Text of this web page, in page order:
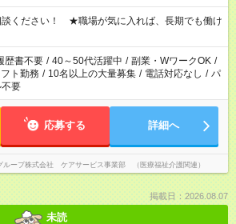
勤務は社会保険への加入対象となります ※労働者
派遣の原則禁止）により、短時間・短期間の就
しい場合があります
談ください！ ★職場が気に入れば、長期でも働け
歴書不要 / 40～50代活躍中 / 副業・WワークOK /
ト勤務 / 10名以上の大量募集 / 電話対応なし / パ
要
応募する 詳細へ
ループ株式会社 ケアサービス事業部 （医療福祉介護関連）
掲載日：2026.08.07
未読